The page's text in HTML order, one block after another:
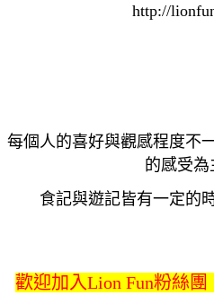
http://
每個人的喜好與觀感程度不
的感受為
食記與遊記皆有一定的
歡迎加入Lion Fun粉絲